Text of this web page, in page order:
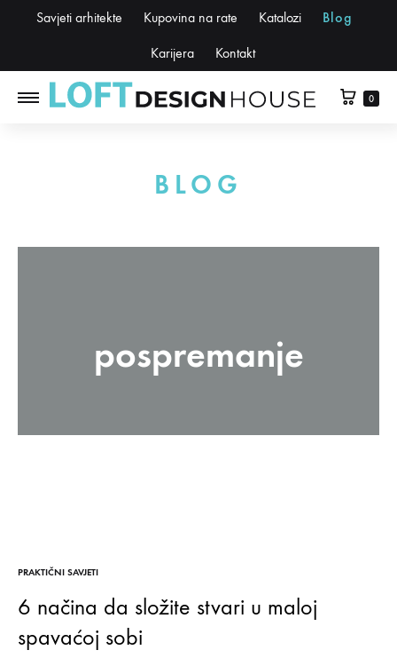
Savjeti arhitekte Kupovina na rate Katalozi Blog
Karijera Kontakt
0
BLOG
pospremanje
PRAKTIČNI SAVJETI
6 načina da složite stvari u maloj
spavaćoj sobi